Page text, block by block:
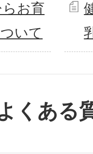
お育
いて
くある